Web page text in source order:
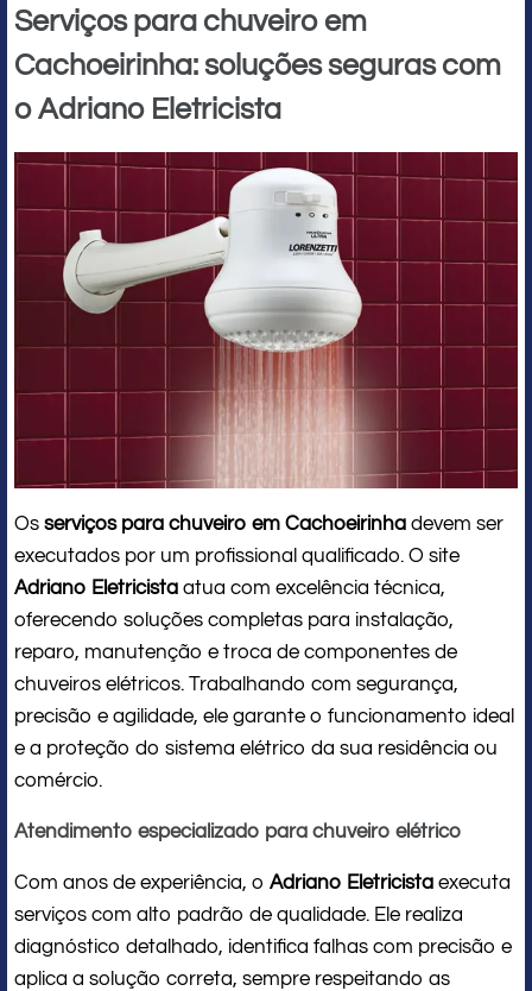
Serviços para chuveiro em
Cachoeirinha: soluções seguras com
o Adriano Eletricista
Os serviços para chuveiro em Cachoeirinha devem ser
executados por um profissional qualificado. O site
Adriano Eletricista atua com excelência técnica,
oferecendo soluções completas para instalação,
reparo, manutenção e troca de componentes de
chuveiros elétricos. Trabalhando com segurança,
precisão e agilidade, ele garante o funcionamento ideal
e a proteção do sistema elétrico da sua residência ou
comércio.
Atendimento especializado para chuveiro elétrico
Com anos de experiência, o Adriano Eletricista executa
serviços com alto padrão de qualidade. Ele realiza
diagnóstico detalhado, identifica falhas com precisão e
aplica a solução correta, sempre respeitando as